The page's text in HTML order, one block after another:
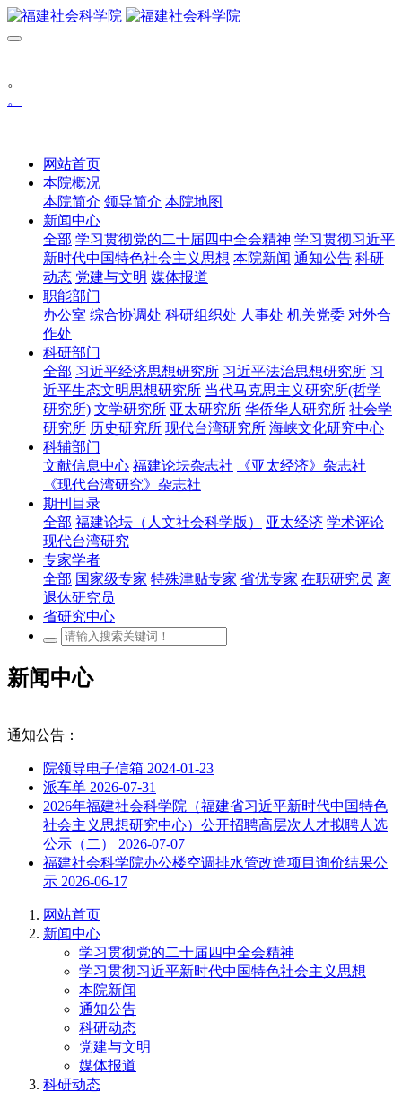
。
。
网站首页
本院概况
本院简介 领导简介 本院地图
新闻中心
全部 学习贯彻党的二十届四中全会精神 学习贯彻习近平
新时代中国特色社会主义思想 本院新闻 通知公告 科研
动态 党建与文明 媒体报道
职能部门
办公室 综合协调处 科研组织处 人事处 机关党委 对外合
作处
科研部门
全部 习近平经济思想研究所 习近平法治思想研究所 习
近平生态文明思想研究所 当代马克思主义研究所(哲学
研究所) 文学研究所 亚太研究所 华侨华人研究所 社会学
研究所 历史研究所 现代台湾研究所 海峡文化研究中心
科辅部门
文献信息中心 福建论坛杂志社
《亚太经济》杂志社
《现代台湾研究》杂志社
期刊目录
全部 福建论坛（人文社会科学版） 亚太经济 学术评论
现代台湾研究
专家学者
全部 国家级专家 特殊津贴专家 省优专家 在职研究员 离
退休研究员
省研究中心
新闻中心
通知公告：
院领导电子信箱 2024-01-23
派车单 2026-07-31
2026年福建社会科学院（福建省习近平新时代中国特色
社会主义思想研究中心）公开招聘高层次人才拟聘人选
公示（二） 2026-07-07
福建社会科学院办公楼空调排水管改造项目询价结果公
示 2026-06-17
网站首页
新闻中心
学习贯彻党的二十届四中全会精神
学习贯彻习近平新时代中国特色社会主义思想
本院新闻
通知公告
科研动态
党建与文明
媒体报道
科研动态